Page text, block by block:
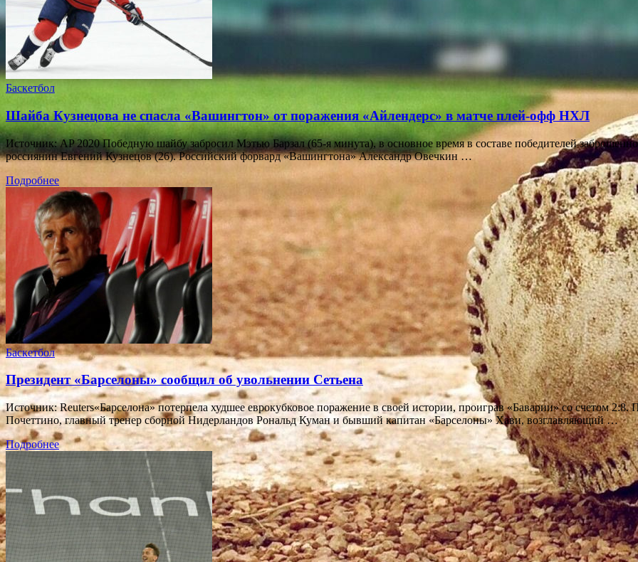
Баскетбол
Шайба Кузнецова не спасла «Вашингтон» от поражения «Айлендерс» в матче плей-офф НХЛ
Источник: AP 2020 Победную шайбу забросил Мэтью Барзал (65-я минута), в основное время в составе победителей
россиянин Евгений Кузнецов (26). Российский форвард «Вашингтона» Александр Овечкин …
Подробнее
Баскетбол
Президент «Барселоны» сообщил об увольнении Сетьена
Источник: Reuters«Барселона» потерпела худшее еврокубковое поражение в своей истории, проиграв «Баварии» со счетом
Почеттино, главный тренер сборной Нидерландов Рональд Куман и бывший капитан «Барселоны» Хави, возглавляющий …
Подробнее